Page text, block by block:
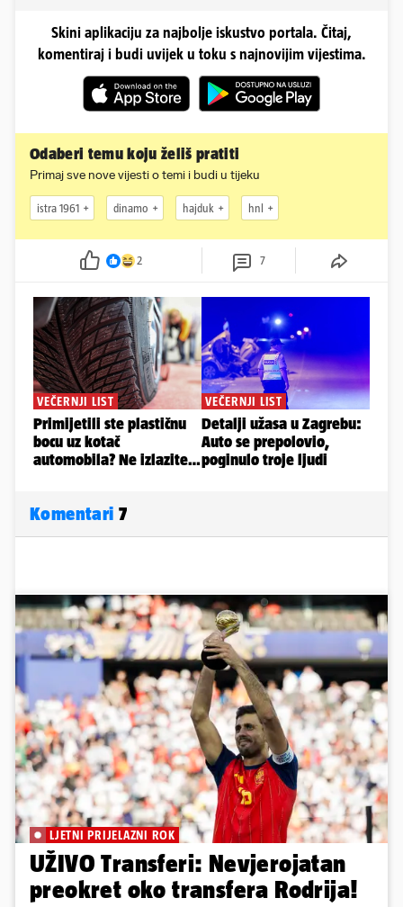
Skini aplikaciju za najbolje iskustvo portala. Čitaj,
komentiraj i budi uvijek u toku s najnovijim vijestima.
Odaberi temu koju želiš pratiti
Primaj sve nove vijesti o temi i budi u tijeku
istra 1961 dinamo hajduk hnl
2 7
Komentari 7
LJETNI PRIJELAZNI ROK
UŽIVO Transferi: Nevjerojatan
preokret oko transfera Rodrija!